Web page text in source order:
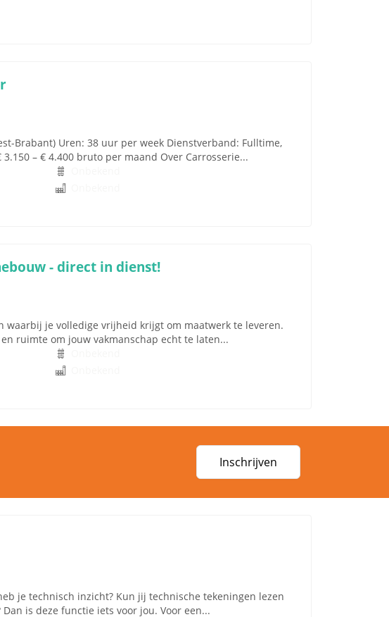
Brabant) Uren: 38 uur per week Dienstverband: Fulltime,
– € 4.400 bruto per maand Over Carrosserie...
- direct in dienst!
je volledige vrijheid krijgt om maatwerk te leveren.
ruimte om jouw vakmanschap echt te laten...
Inschrijven
je technisch inzicht? Kun jij technische tekeningen lezen
is deze functie iets voor jou. Voor een...